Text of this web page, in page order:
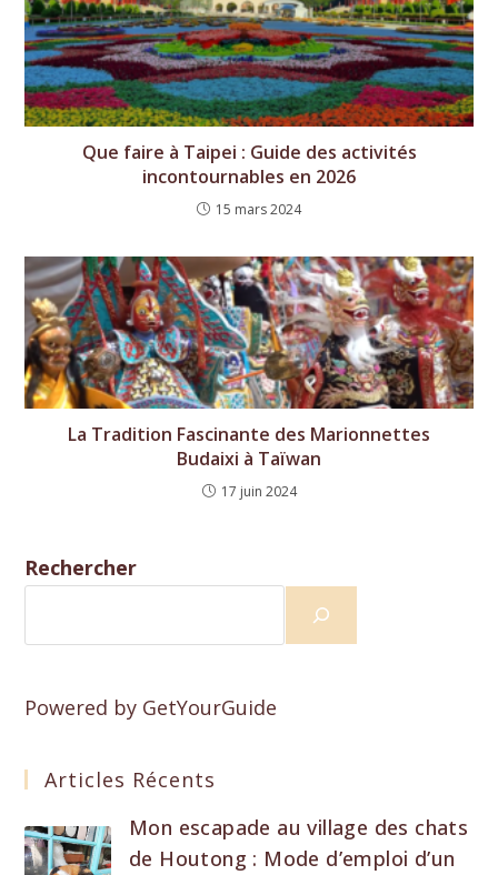
Que faire à Taipei : Guide des activités
incontournables en 2026
15 mars 2024
La Tradition Fascinante des Marionnettes
Budaixi à Taïwan
17 juin 2024
Rechercher
Powered by GetYourGuide
Articles Récents
Mon escapade au village des chats
de Houtong : Mode d’emploi d’un